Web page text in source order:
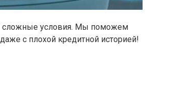
сложные условия. Мы поможем
с плохой кредитной историей!